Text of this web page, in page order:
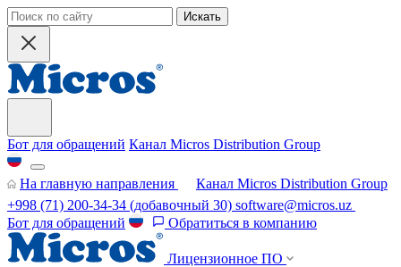
Искать
Бот для обращений Канал Micros Distribution Group
На главную направления
Канал Micros Distribution Group
+998 (71) 200-34-34 (добавочный 30) software@micros.uz
Бот для обращений
Обратиться в компанию
Лицензионное ПО